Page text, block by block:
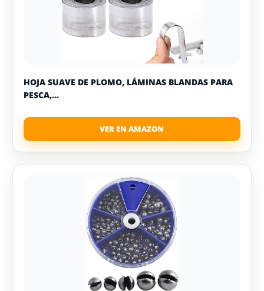
HOJA SUAVE DE PLOMO, LÁMINAS BLANDAS PARA
PESCA,...